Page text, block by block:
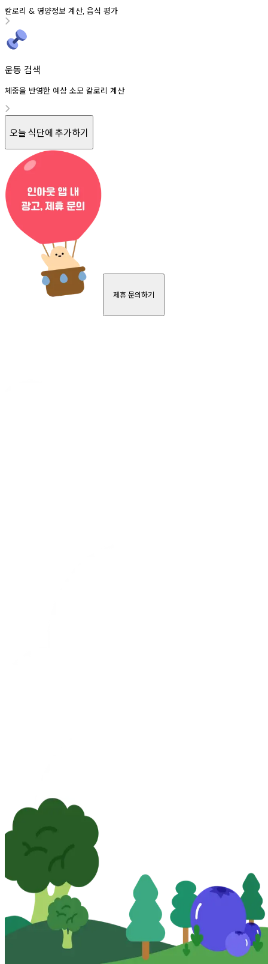
칼로리 & 영양정보 계산, 음식 평가
운동 검색
체중을 반영한 예상 소모 칼로리 계산
오늘 식단에 추가하기
제휴 문의하기